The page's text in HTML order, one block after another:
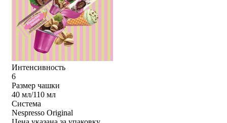
Интенсивность
6
Размер чашки
40 мл/110 мл
Система
Nespresso Original